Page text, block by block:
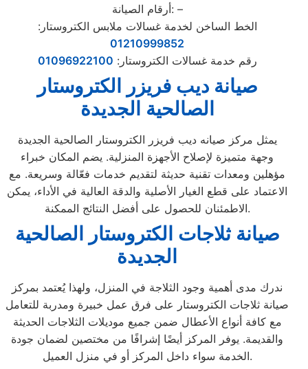
أرقام الصيانة: –
الخط الساخن لخدمة غسالات ملابس الكتروستار:
01210999852
رقم خدمة غسالات الكتروستار: 01096922100
صيانة ديب فريزر الكتروستار
الصالحية الجديدة
يمثل مركز صيانه ديب فريزر الكتروستار الصالحية الجديدة
وجهة متميزة لإصلاح الأجهزة المنزلية. يضم المكان خبراء
مؤهلين ومعدات تقنية حديثة لتقديم خدمات فعّالة وسريعة. مع
الاعتماد على قطع الغيار الأصلية والدقة العالية في الأداء، يمكن
الاطمئنان للحصول على أفضل النتائج الممكنة.
صيانة ثلاجات الكتروستار الصالحية
الجديدة
ندرك مدى أهمية وجود الثلاجة في المنزل، ولهذا يُعتمد بمركز
صيانة ثلاجات الكتروستار على فرق عمل خبيرة ومدربة للتعامل
مع كافة أنواع الأعطال ضمن جميع موديلات الثلاجات الحديثة
والقديمة. يوفر المركز أيضًا إشرافًا من مختصين لضمان جودة
الخدمة سواء داخل المركز أو في منزل العميل.